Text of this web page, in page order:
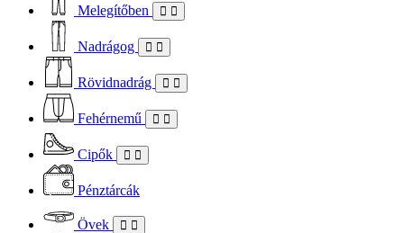
Melegítőben
Nadrágog
Rövidnadrág
Fehérnemű
Cipők
Pénztárcák
Övek